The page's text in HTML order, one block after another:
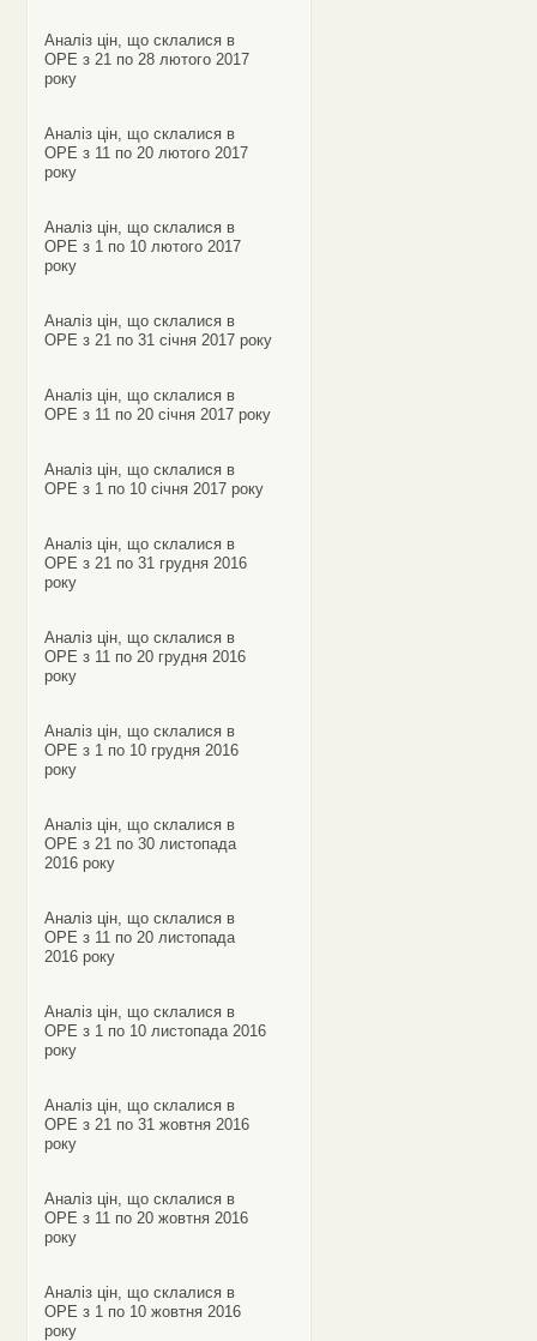
Аналіз цін, що склалися в
ОРЕ з 21 по 28 лютого 2017
року
Аналіз цін, що склалися в
ОРЕ з 11 по 20 лютого 2017
року
Аналіз цін, що склалися в
ОРЕ з 1 по 10 лютого 2017
року
Аналіз цін, що склалися в
ОРЕ з 21 по 31 січня 2017 року
Аналіз цін, що склалися в
ОРЕ з 11 по 20 січня 2017 року
Аналіз цін, що склалися в
ОРЕ з 1 по 10 січня 2017 року
Аналіз цін, що склалися в
ОРЕ з 21 по 31 грудня 2016
року
Аналіз цін, що склалися в
ОРЕ з 11 по 20 грудня 2016
року
Аналіз цін, що склалися в
ОРЕ з 1 по 10 грудня 2016
року
Аналіз цін, що склалися в
ОРЕ з 21 по 30 листопада
2016 року
Аналіз цін, що склалися в
ОРЕ з 11 по 20 листопада
2016 року
Аналіз цін, що склалися в
ОРЕ з 1 по 10 листопада 2016
року
Аналіз цін, що склалися в
ОРЕ з 21 по 31 жовтня 2016
року
Аналіз цін, що склалися в
ОРЕ з 11 по 20 жовтня 2016
року
Аналіз цін, що склалися в
ОРЕ з 1 по 10 жовтня 2016
року